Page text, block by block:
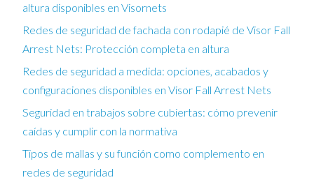
altura disponibles en Visornets
Redes de seguridad de fachada con rodapié de Visor Fall
Arrest Nets: Protección completa en altura
Redes de seguridad a medida: opciones, acabados y
configuraciones disponibles en Visor Fall Arrest Nets
Seguridad en trabajos sobre cubiertas: cómo prevenir
caídas y cumplir con la normativa
Tipos de mallas y su función como complemento en
redes de seguridad